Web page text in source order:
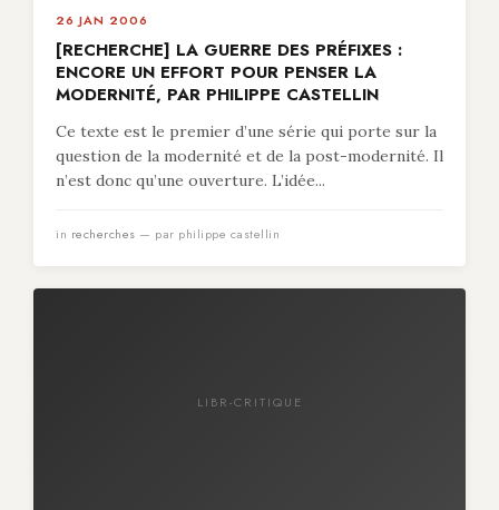
26 JAN 2006
[RECHERCHE] LA GUERRE DES PRÉFIXES :
ENCORE UN EFFORT POUR PENSER LA
MODERNITÉ, PAR PHILIPPE CASTELLIN
Ce texte est le premier d’une série qui porte sur la
question de la modernité et de la post-modernité. Il
n’est donc qu’une ouverture. L’idée...
in recherches — par philippe castellin
LIBR-CRITIQUE